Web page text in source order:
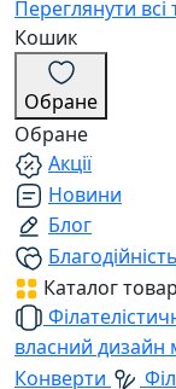
Переглянути всі
Кошик
Обране
Обране
Акції
Новини
Блог
Благодійність
Каталог
власний дизайн
Конверти